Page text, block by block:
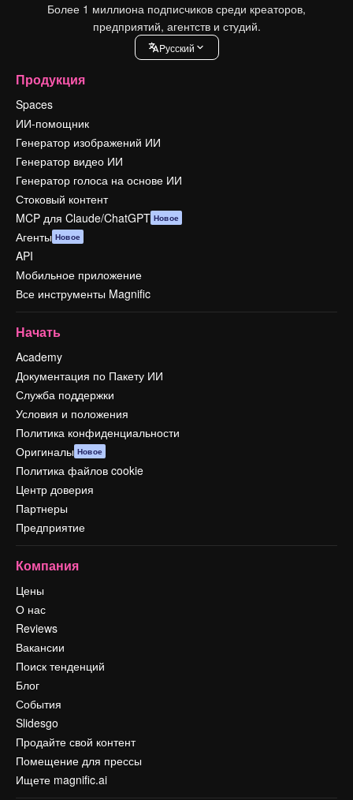
Более 1 миллиона подписчиков среди креаторов,
предприятий, агентств и студий.
Pусский
Продукция
Spaces
ИИ-помощник
Генератор изображений ИИ
Генератор видео ИИ
Генератор голоса на основе ИИ
Стоковый контент
MCP для Claude/ChatGPT Новое
Агенты Новое
API
Мобильное приложение
Все инструменты Magnific
Начать
Academy
Документация по Пакету ИИ
Служба поддержки
Условия и положения
Политика конфиденциальности
Оригиналы Новое
Политика файлов cookie
Центр доверия
Партнеры
Предприятие
Компания
Цены
О нас
Reviews
Вакансии
Поиск тенденций
Блог
События
Slidesgo
Продайте свой контент
Помещение для прессы
Ищете magnific.ai